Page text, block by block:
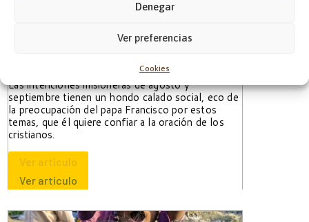
Denegar
Ver preferencias
Cookies
Las intenciones misioneras de agosto y
septiembre tienen un hondo calado social, eco de
la preocupación del papa Francisco por estos
temas, que él quiere confiar a la oración de los
cristianos.
Ver artículo
Ver artículo